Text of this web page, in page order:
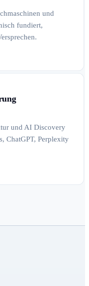
und
fundiert,
und AI Discovery
ChatGPT, Perplexity